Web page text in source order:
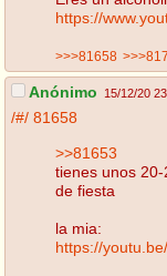
https://
>>>81658
Anónimo 15/12/20
/#/ 81658
>>81653
tienes unos
de fiesta
la mia:
https://